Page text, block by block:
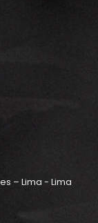
– Lima - Lima